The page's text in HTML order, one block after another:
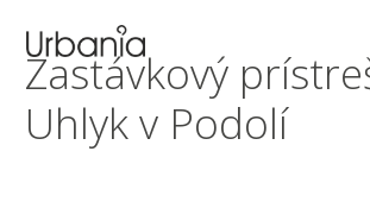
Zastávkový
Uhlyk v Podolí